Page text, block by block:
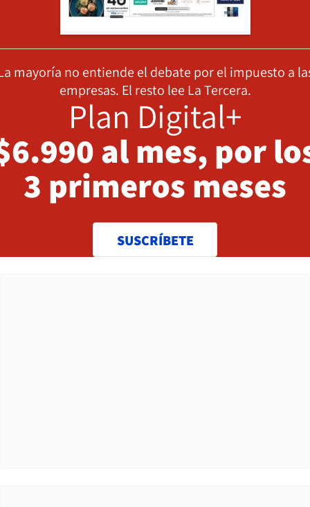
mayoría no entiende el debate por el impuesto a
empresas. El resto lee La Tercera.
Plan Digital+
al mes, por
3 primeros meses
SUSCRÍBETE